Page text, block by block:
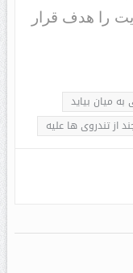
را هدف قرار
از تندروی ها علیه